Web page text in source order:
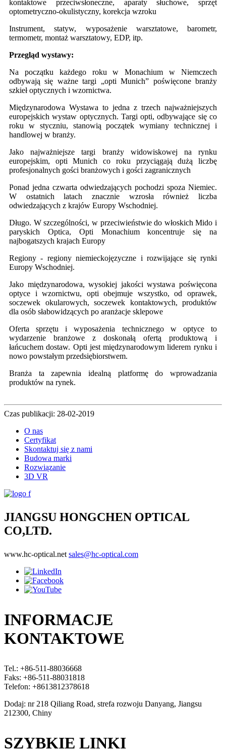
kontaktowe przeciwsłoneczne, aparaty słuchowe, sprzęt
optometryczno-okulistyczny, korekcja wzroku
Instrument, statyw, wyposażenie warsztatowe, barometr,
termometr, montaż warsztatowy, EDP, itp.
Przegląd wystawy:
Na początku każdego roku w Monachium w Niemczech
odbywają się ważne targi „opti Munich” poświęcone branży
szkieł optycznych i wzornictwa.
Międzynarodowa Wystawa to jedna z trzech najważniejszych
europejskich wystaw optycznych. Targi opti, odbywające się co
roku w styczniu, stanowią początek wymiany technicznej i
handlowej w branży.
Jako najważniejsze targi branży widowiskowej na rynku
europejskim, opti Munich co roku przyciągają dużą liczbę
profesjonalnych gości branżowych i gości zagranicznych
Ponad jedna czwarta odwiedzających pochodzi spoza Niemiec.
W ostatnich latach znacznie wzrosła również liczba
odwiedzających z krajów Europy Wschodniej.
Długo. W szczególności, w przeciwieństwie do włoskich Mido i
paryskich Optica, Opti Monachium koncentruje się na
najbogatszych krajach Europy
Regiony - regiony niemieckojęzyczne i rozwijające się rynki
Europy Wschodniej.
Jako międzynarodowa, wysokiej jakości wystawa poświęcona
optyce i wzornictwu, opti obejmuje wszystko, od oprawek,
soczewek okularowych, soczewek kontaktowych, produktów
dla osób słabowidzących po aranżacje sklepowe
Oferta sprzętu i wyposażenia technicznego w optyce to
wydarzenie branżowe z doskonałą ofertą produktową i
łańcuchem dostaw. Opti jest międzynarodowym liderem rynku i
nowo powstałym przedsiębiorstwem.
Branża ta zapewnia idealną platformę do wprowadzania
produktów na rynek.
Czas publikacji: 28-02-2019
O nas
Certyfikat
Skontaktuj się z nami
Budowa marki
Rozwiązanie
3D VR
JIANGSU HONGCHEN OPTICAL
CO,LTD.
www.hc-optical.net sales@hc-optical.com
INFORMACJE
KONTAKTOWE
Tel.: +86-511-88036668
Faks: +86-511-88031818
Telefon: +8613812378618
Dodaj: nr 218 Qiliang Road, strefa rozwoju Danyang, Jiangsu
212300, Chiny
SZYBKIE LINKI